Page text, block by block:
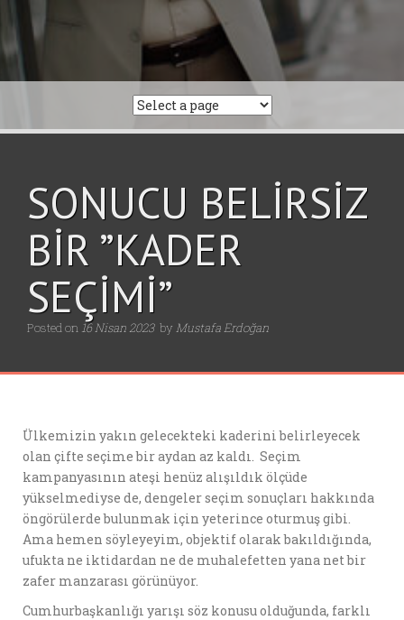
SONUCU BELİRSİZ
BİR ”KADER
SEÇİMİ”
Posted on 16 Nisan 2023 by Mustafa Erdoğan
Ülkemizin yakın gelecekteki kaderini belirleyecek
olan çifte seçime bir aydan az kaldı. Seçim
kampanyasının ateşi henüz alışıldık ölçüde
yükselmediyse de, dengeler seçim sonuçları hakkında
öngörülerde bulunmak için yeterince oturmuş gibi.
Ama hemen söyleyeyim, objektif olarak bakıldığında,
ufukta ne iktidardan ne de muhalefetten yana net bir
zafer manzarası görünüyor.
Cumhurbaşkanlığı yarışı söz konusu olduğunda, farklı